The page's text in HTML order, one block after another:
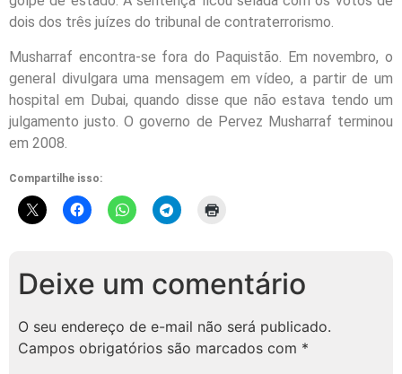
dois dos três juízes do tribunal de contraterrorismo.
Musharraf encontra-se fora do Paquistão. Em novembro, o
general divulgara uma mensagem em vídeo, a partir de um
hospital em Dubai, quando disse que não estava tendo um
julgamento justo. O governo de Pervez Musharraf terminou
em 2008.
Compartilhe isso:
Deixe um comentário
O seu endereço de e-mail não será publicado.
Campos obrigatórios são marcados com *